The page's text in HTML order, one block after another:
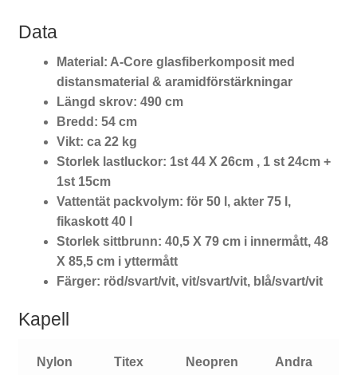
Data
Material: A-Core glasfiberkomposit med
distansmaterial & aramidförstärkningar
Längd skrov: 490 cm
Bredd: 54 cm
Vikt: ca 22 kg
Storlek lastluckor: 1st 44 X 26cm , 1 st 24cm +
1st 15cm
Vattentät packvolym: för 50 l, akter 75 l,
fikaskott 40 l
Storlek sittbrunn: 40,5 X 79 cm i innermått, 48
X 85,5 cm i yttermått
Färger: röd/svart/vit, vit/svart/vit, blå/svart/vit
Kapell
Nylon Titex Neopren Andra